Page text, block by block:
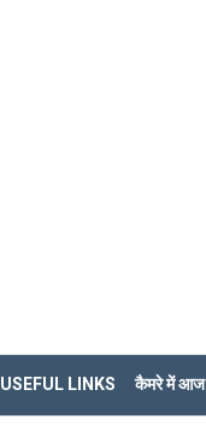
USEFUL LINKS कैमरे में आज